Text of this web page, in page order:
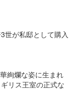
世が私邸として購入
絢爛な姿に生まれ
リス王室の正式な